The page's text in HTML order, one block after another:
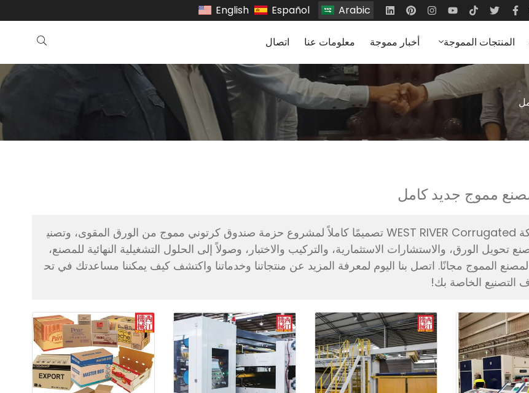
English Español Arabic
المنتجات المموجة أخبار مموجة معلومات عنا اتصال
مموج جديد كامل
توفر شركة WEST RIVER Corrugated تصميمًا كاملاً لمشروع حزمة صندوق كرتوني مموج من الورق المقوى، وتصني
تحويل الورق، والاستشارات الاستثمارية، والتركيب والاختبار، وصولاً إلى الحلول التشغيلية النهائية للمصنع،
المموج مجانًا. اتصل بنا اليوم لمعرفة المزيد عن منتجاتنا وخدماتنا واكتشف كيف يمكننا مساعدتك في تح
التصنيع الخاصة بك!